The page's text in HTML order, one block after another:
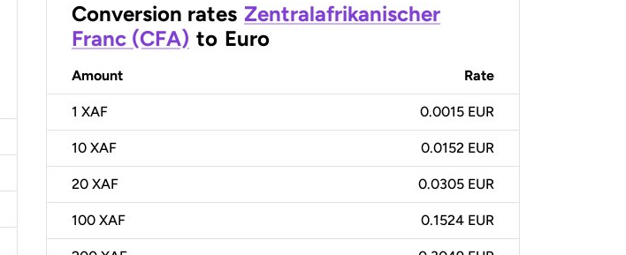
Conversion rates Zentralafrikanischer
Franc (CFA) to Euro
Amount Rate
1 XAF 0.0015 EUR
10 XAF 0.0152 EUR
20 XAF 0.0305 EUR
100 XAF 0.1524 EUR